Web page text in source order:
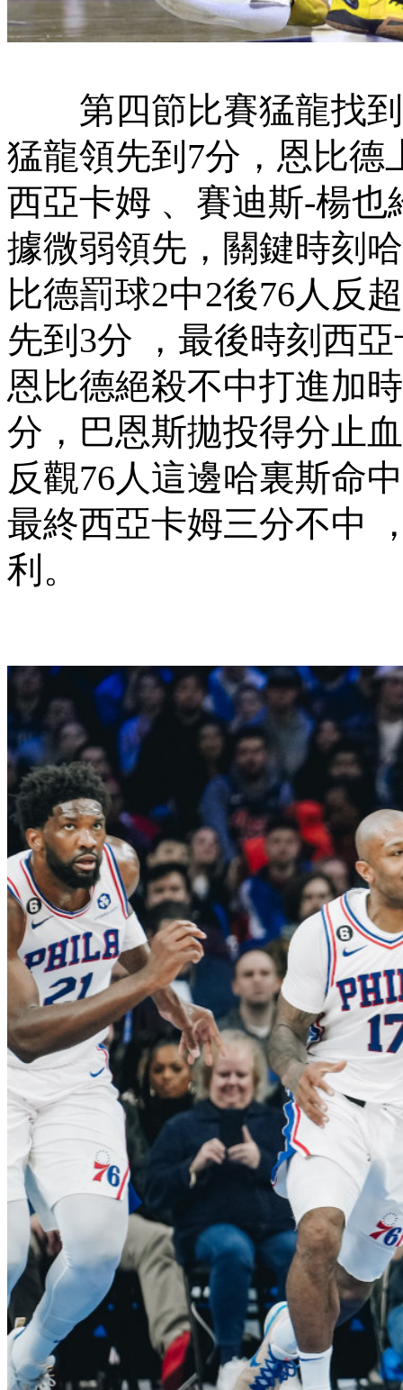
第四節比賽猛龍找到進
猛龍領先到7分，恩
西亞卡姆 、賽迪斯-楊
據微弱領先，關鍵時刻哈
比德罰球2中2後76人反
先到3分 ，最後時刻西
恩比德絕殺不中打進加時
分 ，巴恩斯拋投得分止
反觀76人這邊哈裏斯命中
最終西亞卡姆三分不中
利。